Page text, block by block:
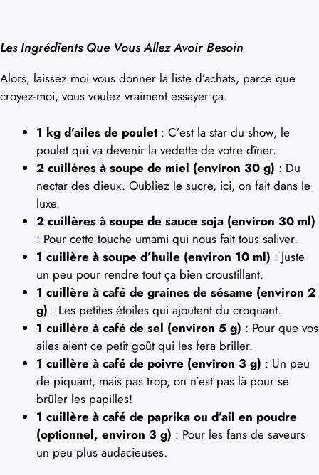
Les Ingrédients Que Vous Allez Avoir Besoin
Alors, laissez moi vous donner la liste d’achats, parce que
croyez-moi, vous voulez vraiment essayer ça.
1 kg d’ailes de poulet: C’est la star du show, le
poulet qui va devenir la vedette de votre dîner.
2 cuillères à soupe de miel (environ 30 g) : Du
nectar des dieux. Oubliez le sucre, ici, on fait dans le
luxe.
2 cuillères à soupe de sauce soja (environ 30 ml)
: Pour cette touche umami qui nous fait tous saliver.
1 cuillère à soupe d’huile (environ 10 ml) : Juste
un peu pour rendre tout ça bien croustillant.
1 cuillère à café de graines de sésame (environ 2
g) : Les petites étoiles qui ajoutent du croquant.
1 cuillère à café de sel (environ 5 g) : Pour que vos
ailes aient ce petit goût qui les fera briller.
1 cuillère à café de poivre (environ 3 g) : Un peu
de piquant, mais pas trop, on n’est pas là pour se
brûler les papilles!
1 cuillère à café de paprika ou d’ail en poudre
(optionnel, environ 3 g) : Pour les fans de saveurs
un peu plus audacieuses.